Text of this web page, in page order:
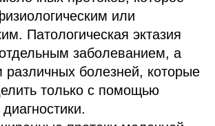
или
Патологическая эктазия
заболеванием, а
различных болезней, которые
только с помощью